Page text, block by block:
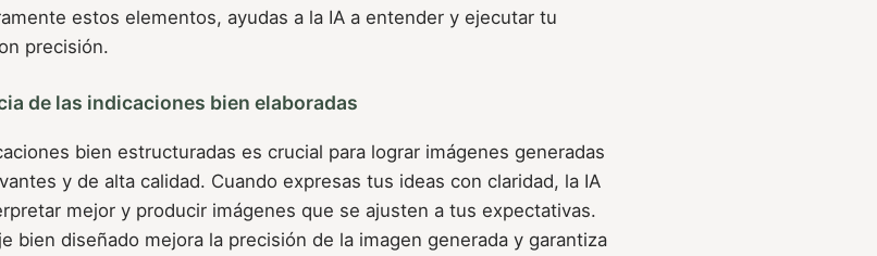
estos elementos, ayudas a la IA a entender y ejecutar tu
precisión.
de las indicaciones bien elaboradas
bien estructuradas es crucial para lograr imágenes generadas
y de alta calidad. Cuando expresas tus ideas con claridad, la IA
mejor y producir imágenes que se ajusten a tus expectativas.
bien diseñado mejora la precisión de la imagen generada y garantiza